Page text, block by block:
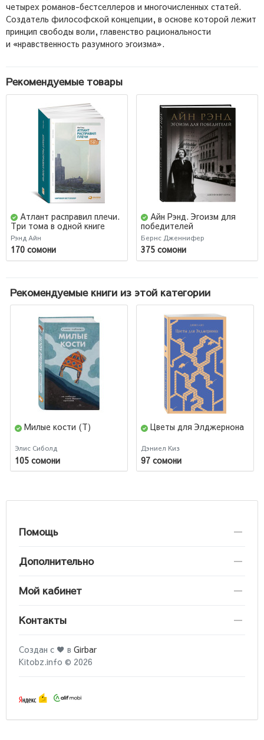
четырех романов-бестселлеров и многочисленных статей.
Создатель философской концепции, в основе которой лежит
принцип свободы воли, главенство рациональности
и «нравственность разумного эгоизма».
Рекомендуемые товары
Атлант расправил плечи.
Три тома в одной книге
Рэнд Айн
170 сомони
Айн Рэнд. Эгоизм для
победителей
Бернс Дженнифер
375 сомони
Рекомендуемые книги из этой категории
Милые кости (Т)
Элис Сиболд
105 сомони
Цветы для Элджернона
Дэниел Киз
97 сомони
Помощь
Дополнительно
Мой кабинет
Контакты
Создан с ♥ в Girbar
Kitobz.info © 2026